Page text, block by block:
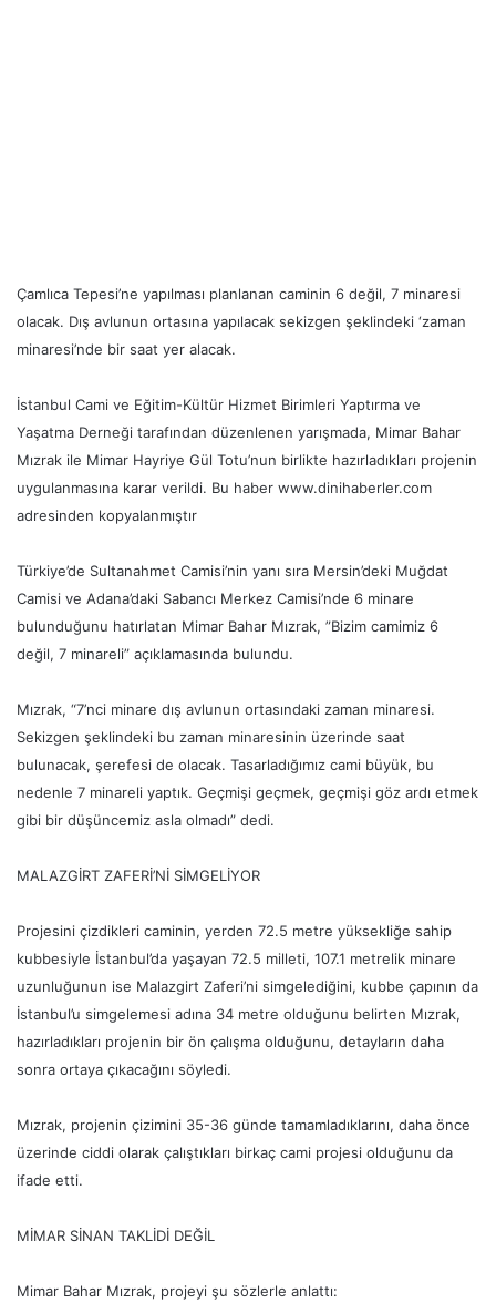
Çamlıca Tepesi’ne yapılması planlanan caminin 6 değil, 7 minaresi
olacak. Dış avlunun ortasına yapılacak sekizgen şeklindeki ‘zaman
minaresi’nde bir saat yer alacak.
İstanbul Cami ve Eğitim-Kültür Hizmet Birimleri Yaptırma ve
Yaşatma Derneği tarafından düzenlenen yarışmada, Mimar Bahar
Mızrak ile Mimar Hayriye Gül Totu’nun birlikte hazırladıkları projenin
uygulanmasına karar verildi. Bu haber www.dinihaberler.com
adresinden kopyalanmıştır
Türkiye’de Sultanahmet Camisi’nin yanı sıra Mersin’deki Muğdat
Camisi ve Adana’daki Sabancı Merkez Camisi’nde 6 minare
bulunduğunu hatırlatan Mimar Bahar Mızrak, ”Bizim camimiz 6
değil, 7 minareli” açıklamasında bulundu.
Mızrak, “7’nci minare dış avlunun ortasındaki zaman minaresi.
Sekizgen şeklindeki bu zaman minaresinin üzerinde saat
bulunacak, şerefesi de olacak. Tasarladığımız cami büyük, bu
nedenle 7 minareli yaptık. Geçmişi geçmek, geçmişi göz ardı etmek
gibi bir düşüncemiz asla olmadı” dedi.
MALAZGİRT ZAFERİ’Nİ SİMGELİYOR
Projesini çizdikleri caminin, yerden 72.5 metre yüksekliğe sahip
kubbesiyle İstanbul’da yaşayan 72.5 milleti, 107.1 metrelik minare
uzunluğunun ise Malazgirt Zaferi’ni simgelediğini, kubbe çapının da
İstanbul’u simgelemesi adına 34 metre olduğunu belirten Mızrak,
hazırladıkları projenin bir ön çalışma olduğunu, detayların daha
sonra ortaya çıkacağını söyledi.
Mızrak, projenin çizimini 35-36 günde tamamladıklarını, daha önce
üzerinde ciddi olarak çalıştıkları birkaç cami projesi olduğunu da
ifade etti.
MİMAR SİNAN TAKLİDİ DEĞİL
Mimar Bahar Mızrak, projeyi şu sözlerle anlattı: